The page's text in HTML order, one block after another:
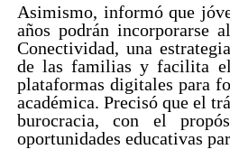
Asimismo, informó que
años podrán incorporarse
Conectividad, una
de las familias y facilita
plataformas digitales para
académica. Precisó que el
burocracia, con el
oportunidades educativas